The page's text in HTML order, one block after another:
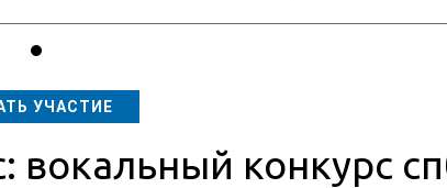
УЧАСТИЕ
вокальный конкурс